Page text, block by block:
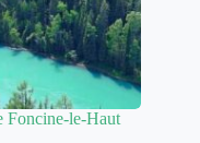
Foncine-le-Haut